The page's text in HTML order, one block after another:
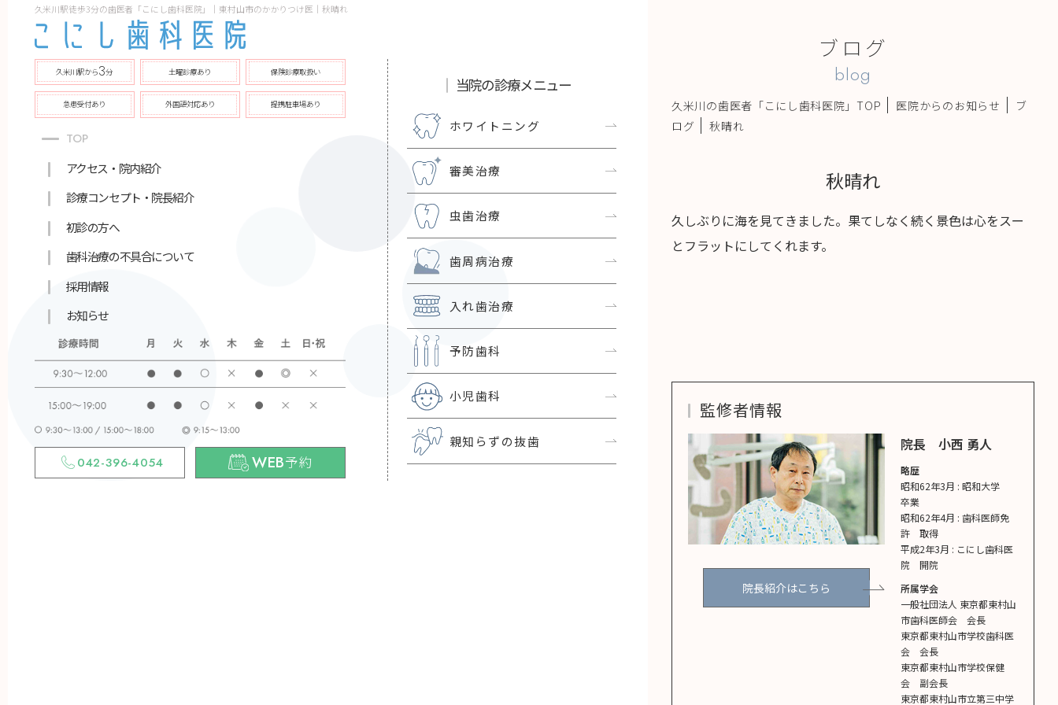
久米川駅徒歩3分の歯医者「こにし歯科医院」｜東村山市のかかりつけ医｜秋晴れ
久米川駅から3分 土曜診療あり 保険診療取扱い
急患受付あり 外国語対応あり 提携駐車場あり
TOP
アクセス・院内紹介
診療コンセプト・院長紹介
初診の方へ
歯科治療の不具合について
採用情報
お知らせ
042-396-4054 WEB予約
当院の診療メニュー
ホワイトニング
審美治療
虫歯治療
歯周病治療
入れ歯治療
予防歯科
小児歯科
親知らずの抜歯
ブログ
blog
久米川の歯医者「こにし歯科医院」TOP 医院からのお知らせ
ブ
ログ
秋晴れ
秋晴れ
久しぶりに海を見てきました。果てしなく続く景色は心をスー
とフラットにしてくれます。
監修者情報
院長紹介はこちら
院長 小西 勇人
略歴
昭和62年3月 : 昭和大学
卒業
昭和62年4月 : 歯科医師免
許 取得
平成2年3月 : こにし歯科医
院 開院
所属学会
一般社団法人 東京都東村山
市歯科医師会 会長
東京都東村山市学校歯科医
会 会長
東京都東村山市学校保健
会 副会長
東京都東村山市立第三中学